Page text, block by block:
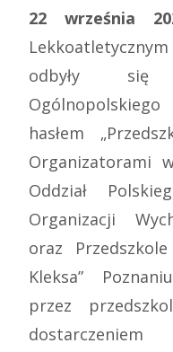
22 września
odbyły się
hasłem
Organizatorami
Oddział
Organizacji
oraz
Kleksa”
przez